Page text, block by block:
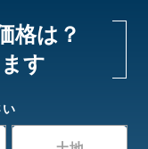
格は？
す
い